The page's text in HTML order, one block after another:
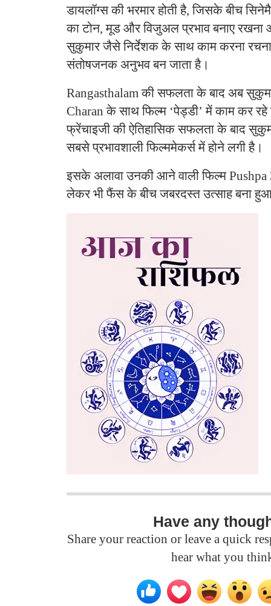
डायलॉग्स की भरमार होती है, जिसके बीच
का टोन, मूड और विजुअल प्रभाव बनाए रखना
सुकुमार जैसे निर्देशक के साथ काम करना
संतोषजनक अनुभव बन जाता है।
Rangasthalam की सफलता के बाद अब
Charan के साथ फिल्म ‘पेड्डी’ में काम कर रहे
फ्रेंचाइजी की ऐतिहासिक सफलता के बाद
सबसे प्रभावशाली फिल्ममेकर्स में होने लगी है।
इसके अलावा उनकी आने वाली फिल्म Pushpa
लेकर भी फैंस के बीच जबरदस्त उत्साह बना
Have any
Share your reaction or leave a quick
hear what you